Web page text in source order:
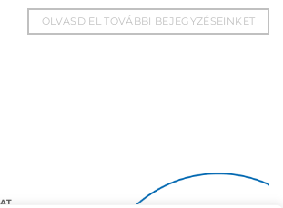
OLVASD EL TOVÁBBI BEJEGYZÉSEINKET